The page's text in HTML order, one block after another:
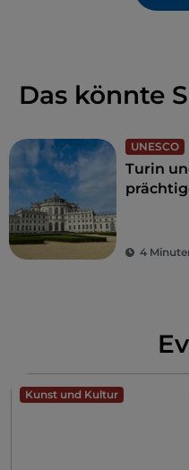
Das könnte
UNESCO
Turin
4
Kunst und Kultur